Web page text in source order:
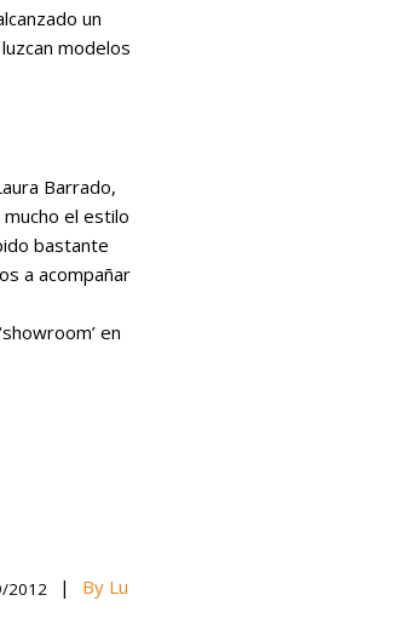
un
modelos
Barrado,
el estilo
bastante
a acompañar
en
2012 | By Lu